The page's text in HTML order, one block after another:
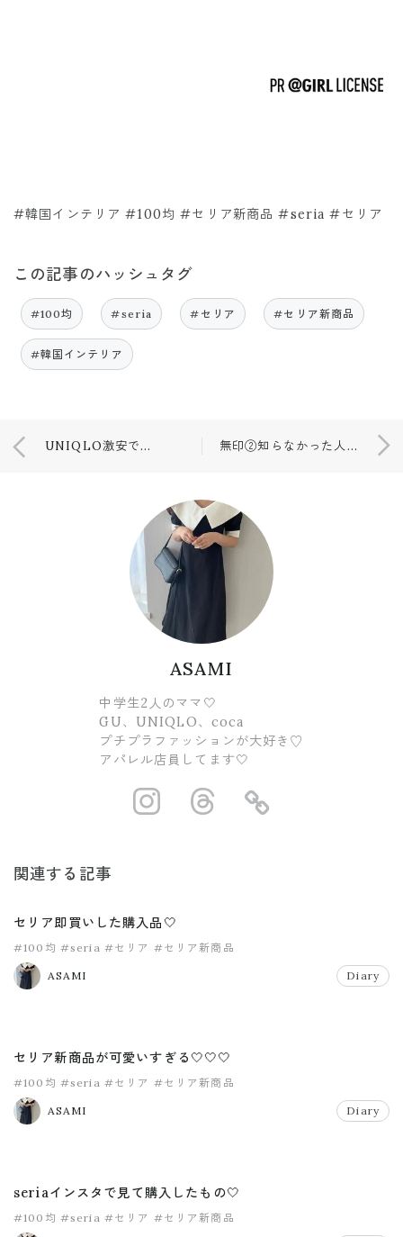
#韓国インテリア #100均 #セリア新商品 #seria #セリア
この記事のハッシュタグ
#100均 #seria #セリア #セリア新商品
#韓国インテリア
UNIQLO激安でゲット🤍 無印②知らなかった人気商品😳
ASAMI
中学生2人のママ🤍
GU、UNIQLO、coca
プチプラファッションが大好き♡
アパレル店員してます🤍
https://https://
関連する記事
セリア即買いした購入品🤍
#100均 #seria #セリア #セリア新商品
ASAMI Diary
セリア新商品が可愛いすぎる🤍🤍🤍
#100均 #seria #セリア #セリア新商品
ASAMI Diary
seriaインスタで見て購入したもの🤍
#100均 #seria #セリア #セリア新商品